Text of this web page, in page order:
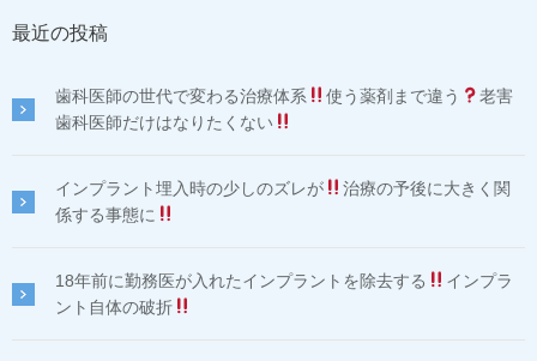
最近の投稿
歯科医師の世代で変わる治療体系 使う薬剤まで違う
老害
歯科医師だけはなりたくない
インプラント埋入時の少しのズレが
治療の予後に大きく関
係する事態に
18年前に勤務医が入れたインプラントを除去する
インプラ
ント自体の破折